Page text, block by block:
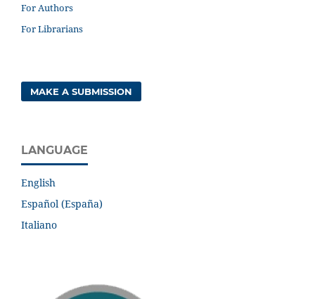
For Authors
For Librarians
MAKE A SUBMISSION
LANGUAGE
English
Español (España)
Italiano